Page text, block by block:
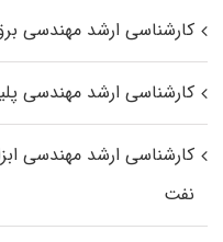
کارشناسی ارشد مهندسی
کارشناسی ارشد مهندسی
کارشناسی ارشد مهندسی
نفت